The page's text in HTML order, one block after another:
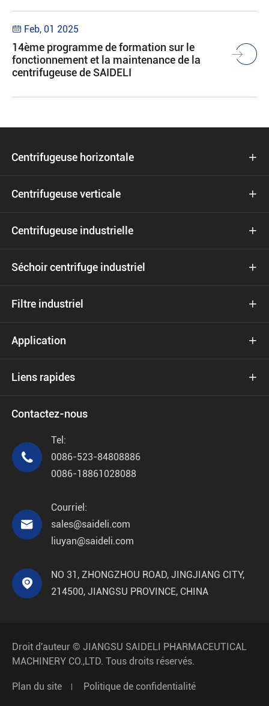
 Feb, 01 2025
14ème programme de formation sur le
fonctionnement et la maintenance de la
centrifugeuse de SAIDELI
Centrifugeuse horizontale 
Centrifugeuse verticale 
Centrifugeuse industrielle 
Séchoir centrifuge industriel 
Filtre industriel 
Application 
Liens rapides 
Contactez-nous

Tel:
0086-523-84808886
0086-18861028088

Courriel:
sales@saideli.com
liuyan@saideli.com

NO 31, ZHONGZHOU ROAD, JINGJIANG CITY,
214500, JIANGSU PROVINCE, CHINA
Droit d'auteur © JIANGSU SAIDELI PHARMACEUTICAL
MACHINERY CO.,LTD. Tous droits réservés.
Plan du site Politique de confidentialité